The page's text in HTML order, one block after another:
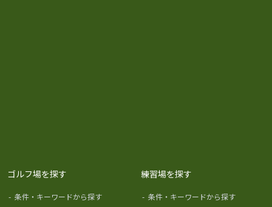
ゴルフ場を探す
- 条件・キーワードから探す
練習場を探す
- 条件・キーワードから探す